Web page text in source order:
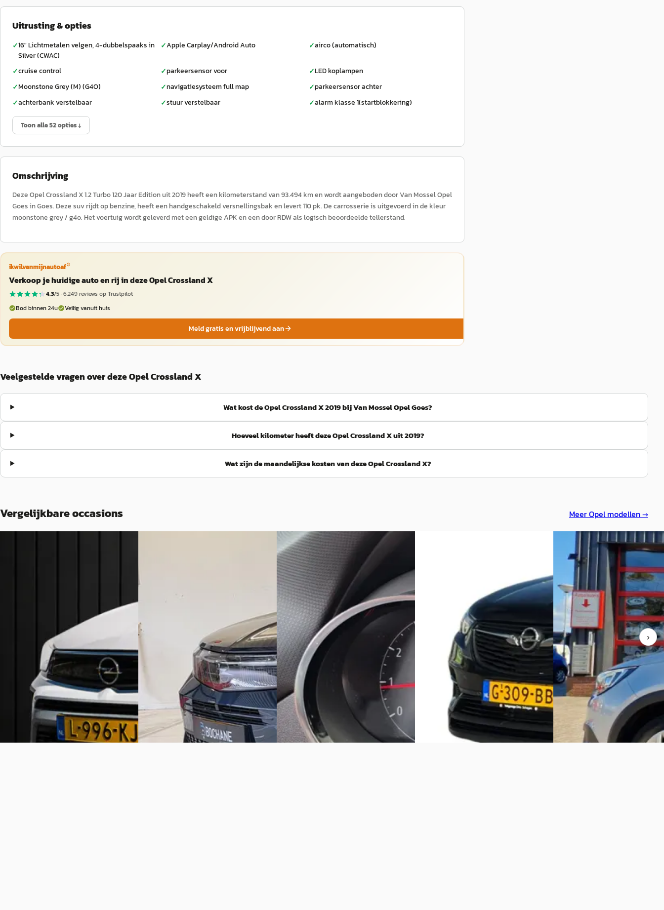
Uitrusting & opties
✓16" Lichtmetalen velgen, 4-dubbelspaaks in
Silver (CWAC)
✓Apple Carplay/Android Auto ✓airco (automatisch)
✓cruise control ✓parkeersensor voor ✓LED koplampen
✓Moonstone Grey (M) (G4O) ✓navigatiesysteem full map ✓parkeersensor achter
✓achterbank verstelbaar ✓stuur verstelbaar ✓alarm klasse 1(startblokkering)
Toon alle 52 opties ↓
Omschrijving
Deze Opel Crossland X 1.2 Turbo 120 Jaar Edition uit 2019 heeft een kilometerstand van 93.494 km en wordt aangeboden door Van Mossel Opel
Goes in Goes. Deze suv rijdt op benzine, heeft een handgeschakeld versnellingsbak en levert 110 pk. De carrosserie is uitgevoerd in de kleur
moonstone grey / g4o. Het voertuig wordt geleverd met een geldige APK en een door RDW als logisch beoordeelde tellerstand.
ikwilvanmijnautoaf®
Verkoop je huidige auto en rij in deze Opel Crossland X
4,3/5 ·6.249reviews op Trustpilot
Bod binnen 24u
Veilig vanuit huis
Meld gratis en vrijblijvend aan
Veelgestelde vragen over deze Opel Crossland X
Wat kost de Opel Crossland X 2019 bij Van Mossel Opel Goes?
Hoeveel kilometer heeft deze Opel Crossland X uit 2019?
Wat zijn de maandelijkse kosten van deze Opel Crossland X?
Vergelijkbare occasions MeerOpelmodellen →
2021 · 116.574 km · Benzine ·
Handgeschakeld
Vakgarage Pheifer· Sneek
Bekijk aanbieding →
Scherp geprijsd
2025 · 29864 km · Hybride · Automaat
· Apeldoorn 4,5(343)
556 dagen geleden geplaatst
Bekijk aanbieding →
Vergelijk
C
Opel Crossland·2021
1.2 Turbo Elegance 130pk, trekhaak
afneembaar, navi, stoel/stuur
€ 14.950
v.a. € 317/mnd
Marktconform
2021 · 52.602 km · Benzine ·
Handgeschakeld
Vakgarage Jan Kok · Dordrecht
Bekijk aanbieding →
Vergelijk
v.a. € 294/mnd
2019 · 62.886 km · Benzine ·
Handgeschakeld
Vakgarage Dirks· Schagen
Bekijk aanbieding →
Opel Crossland X·2019
1.2 T. Innovation
€ 12.950
v.a. € 275/mnd
2019 · 88.951 km · Benzine ·
Handgeschakeld
Vakgarage· Wildervank
Bekijk aanbieding →
Vergelijk
›